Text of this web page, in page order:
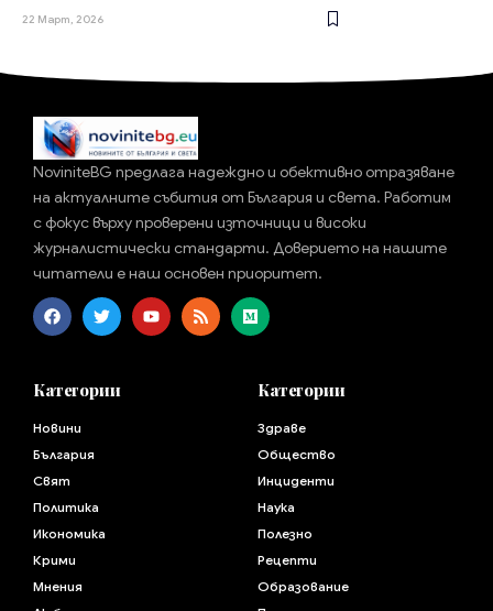
22 Март, 2026
NoviniteBG предлага надеждно и обективно отразяване
на актуалните събития от България и света. Работим
с фокус върху проверени източници и високи
журналистически стандарти. Доверието на нашите
читатели е наш основен приоритет.
Категории
Новини
България
Свят
Политика
Икономика
Крими
Мнения
Категории
Здраве
Общество
Инциденти
Наука
Полезно
Рецепти
Образование